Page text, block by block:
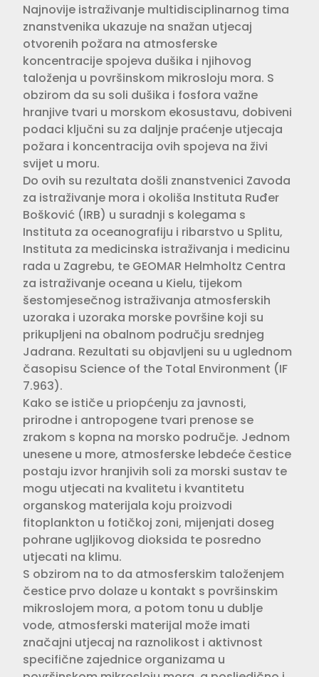
Najnovije istraživanje multidisciplinarnog tima
znanstvenika ukazuje na snažan utjecaj
otvorenih požara na atmosferske
koncentracije spojeva dušika i njihovog
taloženja u površinskom mikrosloju mora. S
obzirom da su soli dušika i fosfora važne
hranjive tvari u morskom ekosustavu, dobiveni
podaci ključni su za daljnje praćenje utjecaja
požara i koncentracija ovih spojeva na živi
svijet u moru.
Do ovih su rezultata došli znanstvenici Zavoda
za istraživanje mora i okoliša Instituta Ruđer
Bošković (IRB) u suradnji s kolegama s
Instituta za oceanografiju i ribarstvo u Splitu,
Instituta za medicinska istraživanja i medicinu
rada u Zagrebu, te GEOMAR Helmholtz Centra
za istraživanje oceana u Kielu, tijekom
šestomjesečnog istraživanja atmosferskih
uzoraka i uzoraka morske površine koji su
prikupljeni na obalnom području srednjeg
Jadrana. Rezultati su objavljeni su u uglednom
časopisu Science of the Total Environment (IF
7.963).
Kako se ističe u priopćenju za javnosti,
prirodne i antropogene tvari prenose se
zrakom s kopna na morsko područje. Jednom
unesene u more, atmosferske lebdeće čestice
postaju izvor hranjivih soli za morski sustav te
mogu utjecati na kvalitetu i kvantitetu
organskog materijala koju proizvodi
fitoplankton u fotičkoj zoni, mijenjati doseg
pohrane ugljikovog dioksida te posredno
utjecati na klimu.
S obzirom na to da atmosferskim taloženjem
čestice prvo dolaze u kontakt s površinskim
mikroslojem mora, a potom tonu u dublje
vode, atmosferski materijal može imati
značajni utjecaj na raznolikost i aktivnost
specifične zajednice organizama u